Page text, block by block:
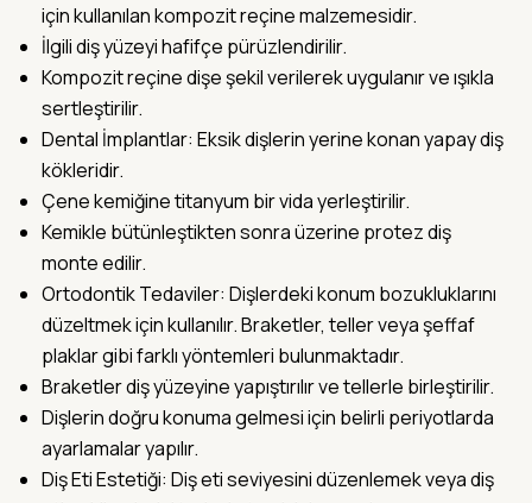
için kullanılan kompozit reçine malzemesidir.
İlgili diş yüzeyi hafifçe pürüzlendirilir.
Kompozit reçine dişe şekil verilerek uygulanır ve ışıkla
sertleştirilir.
Dental İmplantlar: Eksik dişlerin yerine konan yapay diş
kökleridir.
Çene kemiğine titanyum bir vida yerleştirilir.
Kemikle bütünleştikten sonra üzerine protez diş
monte edilir.
Ortodontik Tedaviler: Dişlerdeki konum bozukluklarını
düzeltmek için kullanılır. Braketler, teller veya şeffaf
plaklar gibi farklı yöntemleri bulunmaktadır.
Braketler diş yüzeyine yapıştırılır ve tellerle birleştirilir.
Dişlerin doğru konuma gelmesi için belirli periyotlarda
ayarlamalar yapılır.
Diş Eti Estetiği: Diş eti seviyesini düzenlemek veya diş